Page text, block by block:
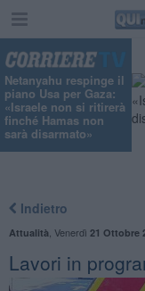
Netanyahu respinge il
piano Usa per Gaza:
«Israele non si ritirerà
finché Hamas non
sarà disarmato»
Indietro
Attualità Venerdì 21 Ottobre
Lavori in